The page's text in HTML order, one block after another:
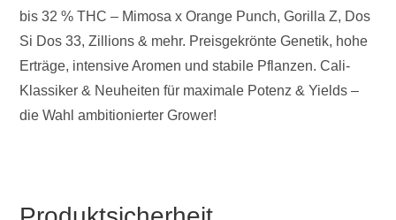
bis 32 % THC – Mimosa x Orange Punch, Gorilla Z, Dos
Si Dos 33, Zillions & mehr. Preisgekrönte Genetik, hohe
Erträge, intensive Aromen und stabile Pflanzen. Cali-
Klassiker & Neuheiten für maximale Potenz & Yields –
die Wahl ambitionierter Grower!